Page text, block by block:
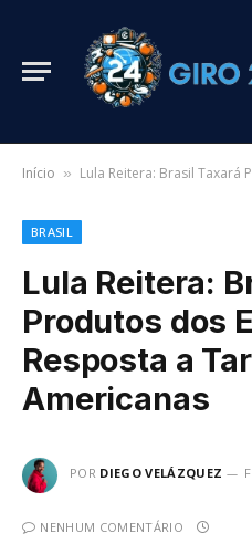
Início » Lula Reitera: Brasil Taxará
BRASIL
Lula Reitera:
Produtos dos
Resposta a
Americanas
POR DIEGO VELÁZQUEZ
NENHUM COMENTÁRIO